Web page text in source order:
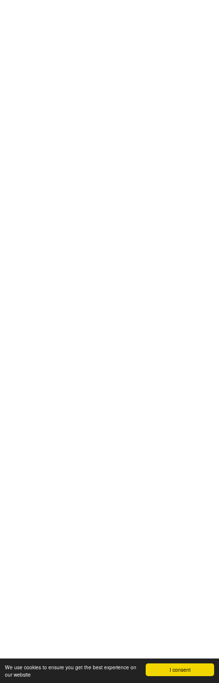
I consent
We use cookies to ensure you get the best experience on
our website